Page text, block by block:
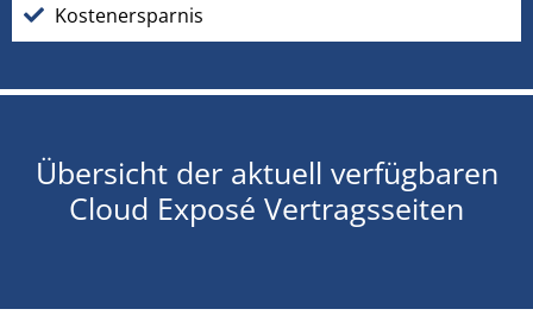
Kostenersparnis
Übersicht der aktuell verfügbaren
Cloud Exposé Vertragsseiten